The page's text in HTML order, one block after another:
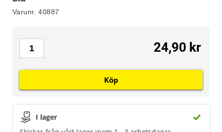
Varunr. 40887
I lager
24,90 kr
Köp